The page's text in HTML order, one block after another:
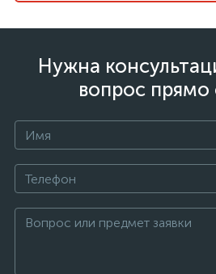
Нужна
вопрос прямо